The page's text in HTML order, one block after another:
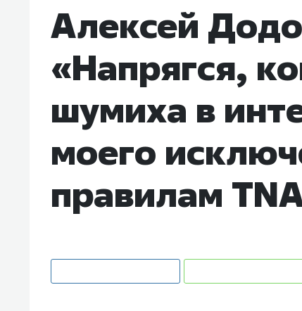
Алексей
«Напрягся,
шумиха в
моего
правилам